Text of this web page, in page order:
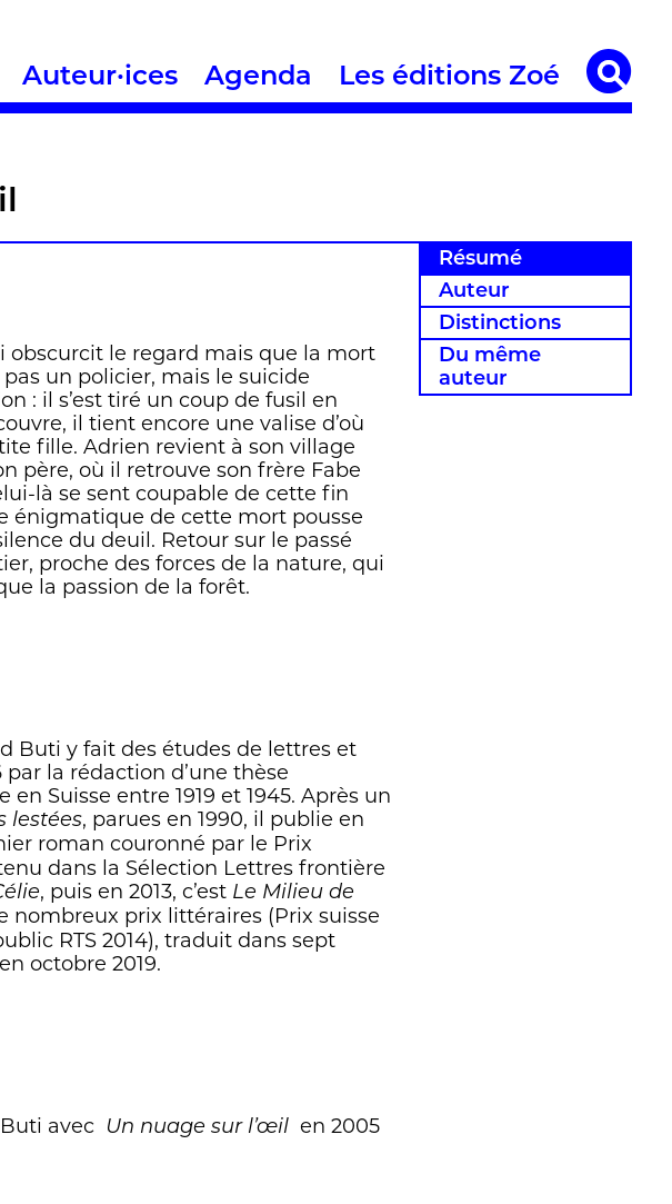
Auteur·ices Agenda Les éditions Zoé
Résumé
Auteur
Distinctions
Du même
auteur
obscurcit le regard mais que la mort
un policier, mais le suicide
: il s’est tiré un coup de fusil en
il tient encore une valise d’où
fille. Adrien revient à son village
père, où il retrouve son frère Fabe
là se sent coupable de cette fin
énigmatique de cette mort pousse
du deuil. Retour sur le passé
proche des forces de la nature, qui
la passion de la forêt.
Buti y fait des études de lettres et
par la rédaction d’une thèse
Suisse entre 1919 et 1945. Après un
lestées, parues en 1990, il publie en
roman couronné par le Prix
dans la Sélection Lettres frontière
, puis en 2013, c’est Le Milieu de
nombreux prix littéraires (Prix suisse
RTS 2014), traduit dans sept
octobre 2019.
avec Un nuage sur l’œil en 2005